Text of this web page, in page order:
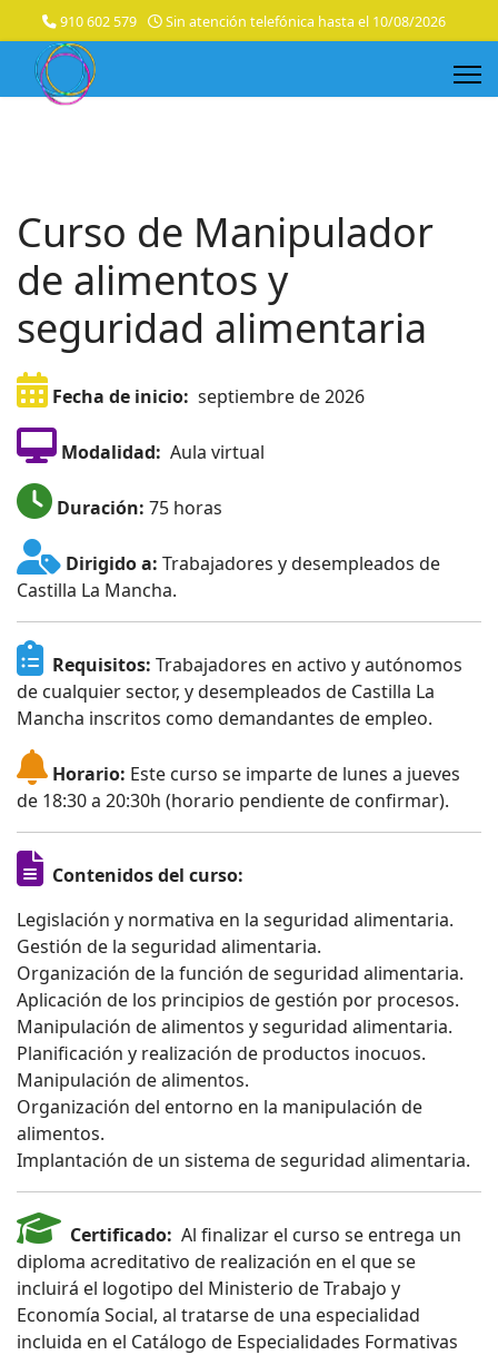
910 602 579 Sin atención telefónica hasta el 10/08/2026
Curso de Manipulador
de alimentos y
seguridad alimentaria
Fecha de inicio: septiembre de 2026
Modalidad: Aula virtual
Duración: 75 horas
Dirigido a: Trabajadores y desempleados de
Castilla La Mancha.
Requisitos: Trabajadores en activo y autónomos
de cualquier sector, y desempleados de Castilla La
Mancha inscritos como demandantes de empleo.
Horario: Este curso se imparte de lunes a jueves
de 18:30 a 20:30h (horario pendiente de confirmar).
Contenidos del curso:
Legislación y normativa en la seguridad alimentaria.
Gestión de la seguridad alimentaria.
Organización de la función de seguridad alimentaria.
Aplicación de los principios de gestión por procesos.
Manipulación de alimentos y seguridad alimentaria.
Planificación y realización de productos inocuos.
Manipulación de alimentos.
Organización del entorno en la manipulación de
alimentos.
Implantación de un sistema de seguridad alimentaria.
Certificado: Al finalizar el curso se entrega un
diploma acreditativo de realización en el que se
incluirá el logotipo del Ministerio de Trabajo y
Economía Social, al tratarse de una especialidad
incluida en el Catálogo de Especialidades Formativas